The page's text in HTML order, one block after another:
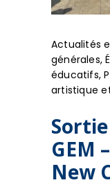
Actualités
générales,
éducatifs,
artistique
GEM
New